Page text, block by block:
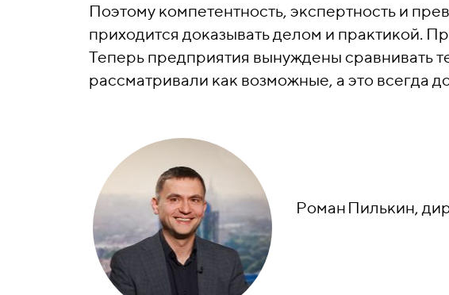
Поэтому компетентность, экспертность и
приходится доказывать делом и практикой.
Теперь предприятия вынуждены сравнивать
рассматривали как возможные, а это всегда
Роман Пилькин,